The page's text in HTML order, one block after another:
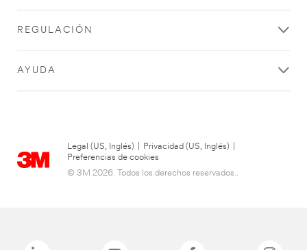
REGULACIÓN
AYUDA
Legal (US, Inglés) Privacidad (US, Inglés)
Preferencias de cookies
© 3M 2026. Todos los derechos reservados..